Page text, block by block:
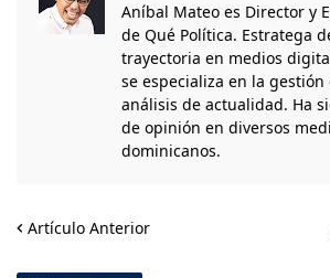
Aníbal Mateo es Director y
de Qué Política. Estratega
trayectoria en medios
se especializa en la
análisis de actualidad. Ha
de opinión en diversos
dominicanos.
Artículo Anterior